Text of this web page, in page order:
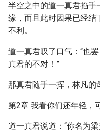
半空之中的道一真君掐
缘，而且此时因果已经
不利。
道一真君叹了口气：“也
真君的不对！”
那真君随手一挥，林凡
第2章 我看你们还年轻，
道一真君说道：“你名为